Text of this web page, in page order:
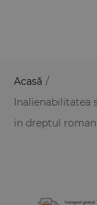
Acasă /
Inalienabilitatea
in dreptul